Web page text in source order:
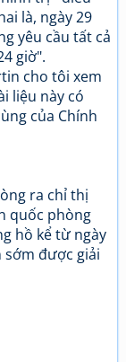
là, ngày 29
yêu cầu tất cả
giờ".
cho tôi xem
liệu này có
của Chính
ra chỉ thị
quốc phòng
hồ kể từ ngày
sớm được giải